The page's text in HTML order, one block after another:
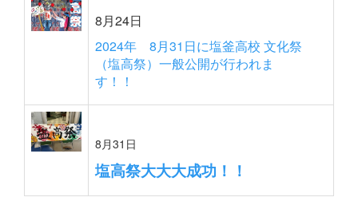
8月24日
2024年 8月31日に塩釜高校 文化祭
（塩高祭）一般公開が行われま
す！！
8月31日
塩高祭大大大成功！！